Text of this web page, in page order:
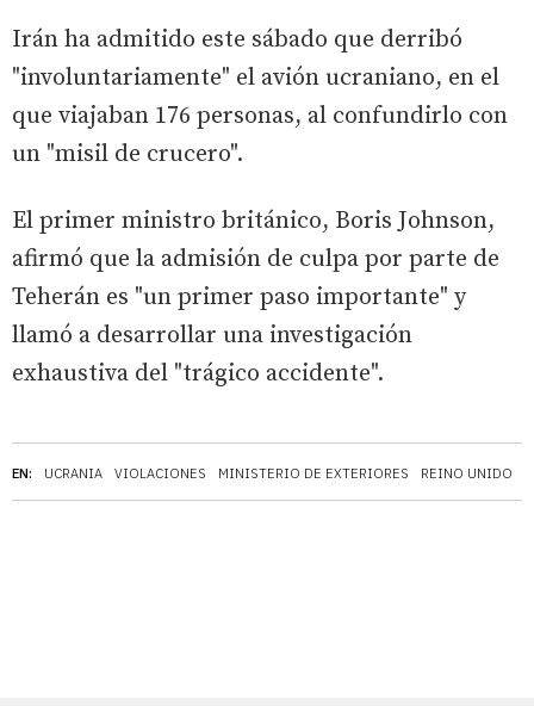
EN: UCRANIA VIOLACIONES MINISTERIO DE EXTERIORES REINO UNIDO
Irán ha admitido este sábado que derribó
"involuntariamente" el avión ucraniano, en el
que viajaban 176 personas, al confundirlo con
un "misil de crucero".
El primer ministro británico, Boris Johnson,
afirmó que la admisión de culpa por parte de
Teherán es "un primer paso importante" y
llamó a desarrollar una investigación
exhaustiva del "trágico accidente".